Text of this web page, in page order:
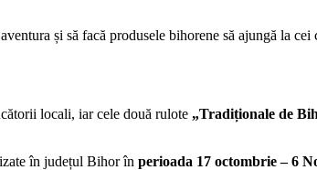
și să facă produsele bihorene să ajungă la cei
locali, iar cele două rulote „Tradiționale de
în județul Bihor în perioada 17 octombrie – 6